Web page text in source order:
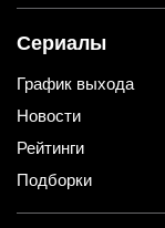
Сериалы
График выхода
Новости
Рейтинги
Подборки